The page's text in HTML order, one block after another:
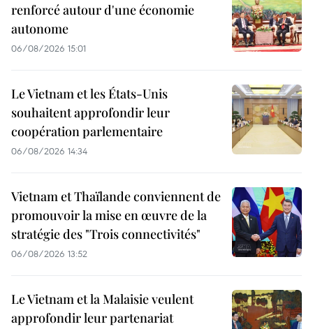
renforcé autour d'une économie
autonome
06/08/2026 15:01
Le Vietnam et les États-Unis
souhaitent approfondir leur
coopération parlementaire
06/08/2026 14:34
Vietnam et Thaïlande conviennent de
promouvoir la mise en œuvre de la
stratégie des "Trois connectivités"
06/08/2026 13:52
Le Vietnam et la Malaisie veulent
approfondir leur partenariat